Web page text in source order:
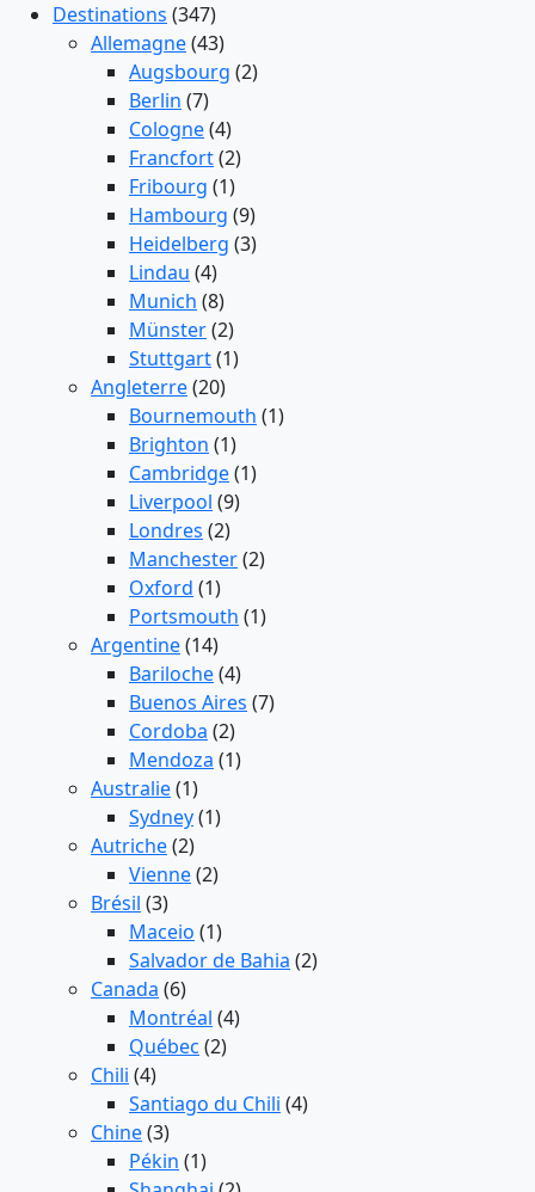
Destinations (347)
Allemagne(43)
Augsbourg (2)
Berlin (7)
Cologne(4)
Francfort(2)
Fribourg (1)
Hambourg (9)
Heidelberg (3)
Lindau (4)
Munich (8)
Münster(2)
Stuttgart(1)
Angleterre(20)
Bournemouth (1)
Brighton (1)
Cambridge(1)
Liverpool (9)
Londres (2)
Manchester(2)
Oxford (1)
Portsmouth (1)
Argentine(14)
Bariloche(4)
Buenos Aires (7)
Cordoba (2)
Mendoza (1)
Australie(1)
Sydney(1)
Autriche(2)
Vienne(2)
Brésil (3)
Maceio (1)
Salvador de Bahia (2)
Canada (6)
Montréal (4)
Québec (2)
Chili (4)
Santiago du Chili (4)
Chine(3)
Pékin (1)